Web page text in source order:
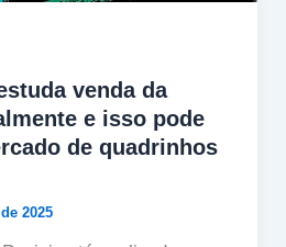
venda da
e isso pode
de quadrinhos
2025